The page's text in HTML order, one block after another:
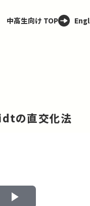
中高生向け TOP
の直交化法